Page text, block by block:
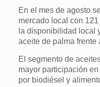
En el mes de agosto
mercado local con
la disponibilidad local
aceite de palma frente
El segmento de
mayor participación
por biodiésel y